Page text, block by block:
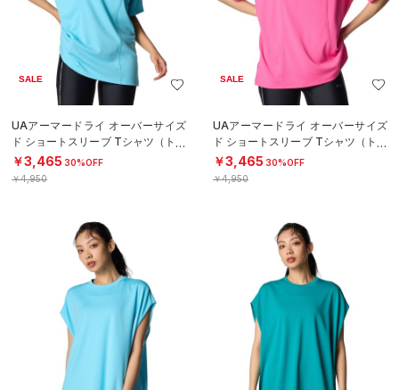
SALE
UAアーマードライ オーバーサイズ
ド ショートスリーブ Tシャツ（トレ
ーニング/WOMEN）
￥3,465 30%OFF
￥4,950
SALE
UAアーマードライ オーバーサイズ
ド ショートスリーブ Tシャツ（トレ
ーニング/WOMEN）
￥3,465 30%OFF
￥4,950